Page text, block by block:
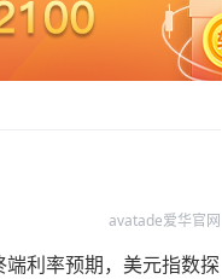
avatade爱华官网
利率预期，美元指数探